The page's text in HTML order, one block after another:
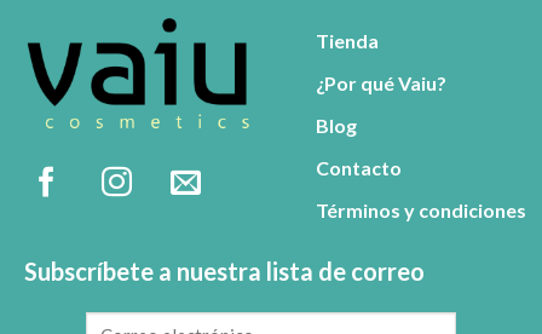
Tienda
¿Por qué Vaiu?
Blog
Contacto
Términos y condiciones
Subscríbete a nuestra lista de correo